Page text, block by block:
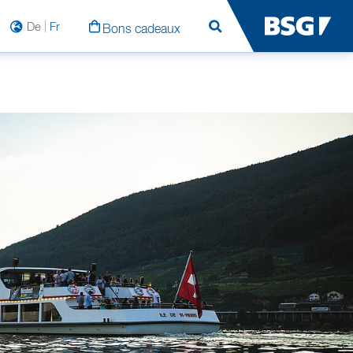
De Fr Bons cadeaux Rechercher